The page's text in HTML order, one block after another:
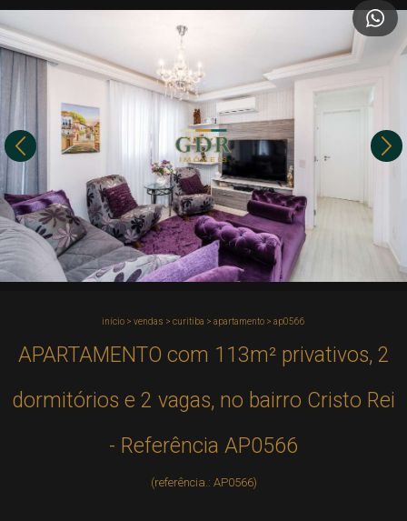
início > vendas > curitiba > apartamento > ap0566
APARTAMENTO com 113m² privativos, 2
dormitórios e 2 vagas, no bairro Cristo Rei
- Referência AP0566
(referência.: AP0566)